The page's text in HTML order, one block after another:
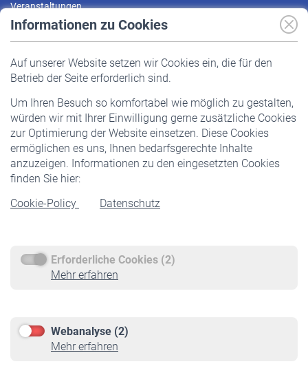
Informationen zu Cookies
Auf unserer Website setzen wir Cookies ein, die für den
Betrieb der Seite erforderlich sind.
Um Ihren Besuch so komfortabel wie möglich zu gestalten,
würden wir mit Ihrer Einwilligung gerne zusätzliche Cookies
zur Optimierung der Website einsetzen. Diese Cookies
ermöglichen es uns, Ihnen bedarfsgerechte Inhalte
anzuzeigen. Informationen zu den eingesetzten Cookies
finden Sie hier:
Cookie-Policy
Datenschutz
Erforderliche Cookies (2)
Mehr erfahren
Webanalyse (2)
Mehr erfahren
Veranstaltungen
Pflichtversicherung
Staatliche Förderung
Veranstaltungen
Rentner
Rentenbeginn
Rente beantragen
Service
Informationen
Online-Rechner
VBLnewsletter